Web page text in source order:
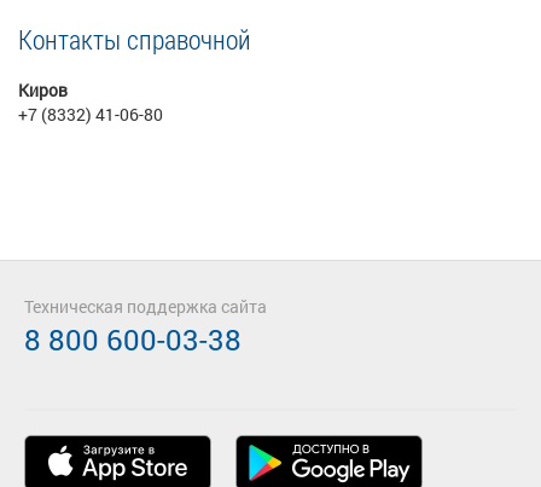
Контакты справочной
Киров
+7 (8332) 41-06-80
Техническая поддержка сайта
8 800 600-03-38